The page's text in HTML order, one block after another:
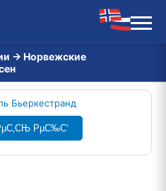
→ Норвежские
Бьеркестранд
РµС‰С‘